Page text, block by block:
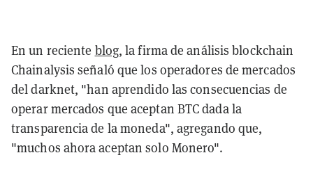
En un reciente blog, la firma de análisis blockchain
Chainalysis señaló que los operadores de mercados
del darknet, "han aprendido las consecuencias de
operar mercados que aceptan BTC dada la
transparencia de la moneda", agregando que,
"muchos ahora aceptan solo Monero".